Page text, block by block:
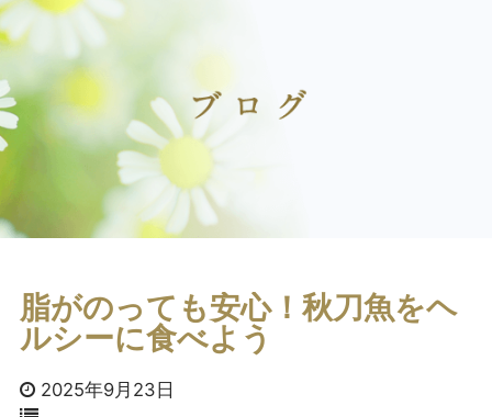
脂がのっても安心！秋刀魚をヘ
ルシーに食べよう
2025年9月23日